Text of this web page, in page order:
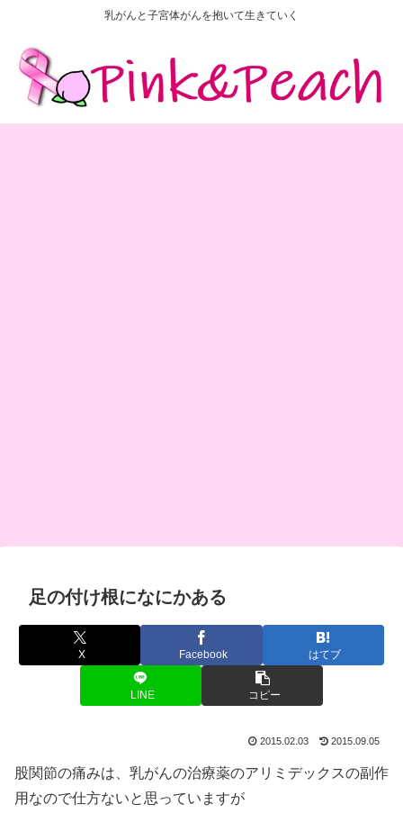
乳がんと子宮体がんを抱いて生きていく
足の付け根になにかある
X Facebook はてブ
LINE コピー
2015.02.03 2015.09.05
股関節の痛みは、乳がんの治療薬のアリミデックスの副作
用なので仕方ないと思っていますが